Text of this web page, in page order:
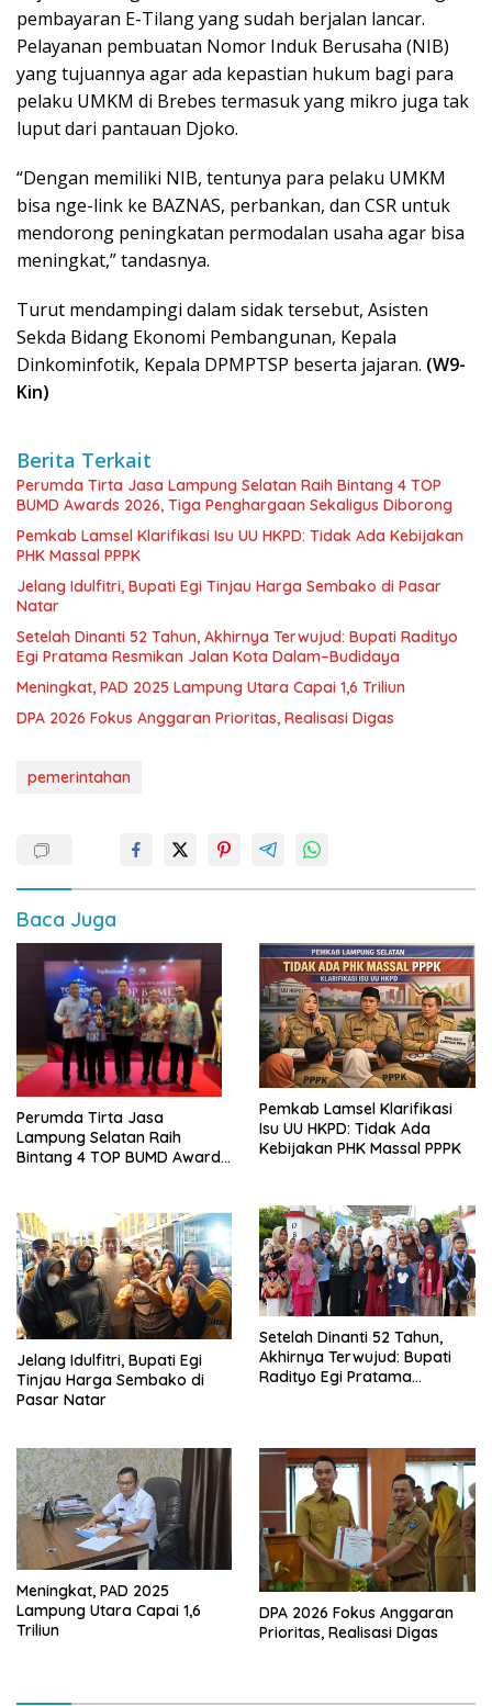
pembayaran E-Tilang yang sudah berjalan lancar.
Pelayanan pembuatan Nomor Induk Berusaha (NIB)
yang tujuannya agar ada kepastian hukum bagi para
pelaku UMKM di Brebes termasuk yang mikro juga tak
luput dari pantauan Djoko.
“Dengan memiliki NIB, tentunya para pelaku UMKM
bisa nge-link ke BAZNAS, perbankan, dan CSR untuk
mendorong peningkatan permodalan usaha agar bisa
meningkat,” tandasnya.
Turut mendampingi dalam sidak tersebut, Asisten
Sekda Bidang Ekonomi Pembangunan, Kepala
Dinkominfotik, Kepala DPMPTSP beserta jajaran. (W9-
Kin)
Berita Terkait
Perumda Tirta Jasa Lampung Selatan Raih Bintang 4 TOP
BUMD Awards 2026, Tiga Penghargaan Sekaligus Diborong
Pemkab Lamsel Klarifikasi Isu UU HKPD: Tidak Ada Kebijakan
PHK Massal PPPK
Jelang Idulfitri, Bupati Egi Tinjau Harga Sembako di Pasar
Natar
Setelah Dinanti 52 Tahun, Akhirnya Terwujud: Bupati Radityo
Egi Pratama Resmikan Jalan Kota Dalam–Budidaya
Meningkat, PAD 2025 Lampung Utara Capai 1,6 Triliun
DPA 2026 Fokus Anggaran Prioritas, Realisasi Digas
pemerintahan
Baca Juga
Perumda Tirta Jasa
Lampung Selatan Raih
Bintang 4 TOP BUMD Awards
Pemkab Lamsel Klarifikasi
Isu UU HKPD: Tidak Ada
Kebijakan PHK Massal PPPK
Jelang Idulfitri, Bupati Egi
Tinjau Harga Sembako di
Pasar Natar
Setelah Dinanti 52 Tahun,
Akhirnya Terwujud: Bupati
Radityo Egi Pratama
Meningkat, PAD 2025
Lampung Utara Capai 1,6
Triliun
DPA 2026 Fokus Anggaran
Prioritas, Realisasi Digas